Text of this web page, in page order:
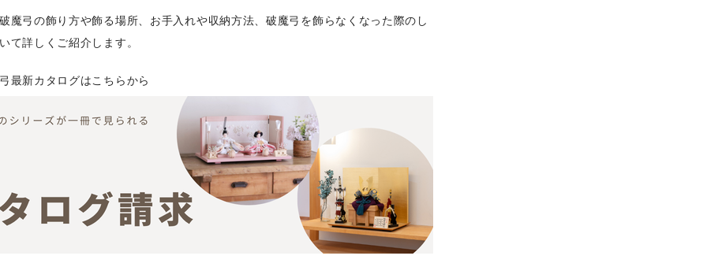
魔弓の飾り方や飾る場所、お手入れや収納方法、破魔弓を飾らなくなった際のし
て詳しくご紹介します。
最新カタログはこちらから